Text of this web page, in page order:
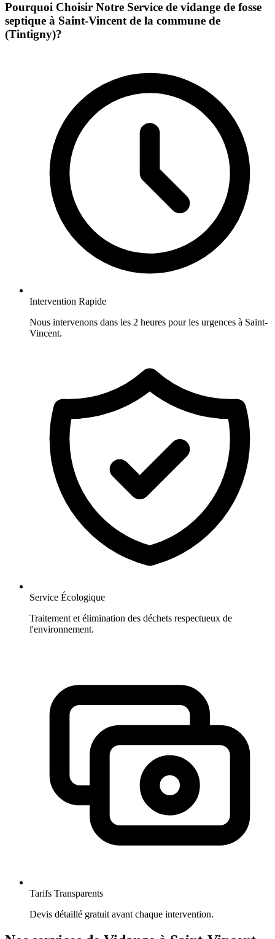
Pourquoi Choisir Notre Service de vidange de fosse
septique à Saint-Vincent de la commune de
(Tintigny)?
Intervention Rapide
Nous intervenons dans les 2 heures pour les urgences à Saint-
Vincent.
Service Écologique
Traitement et élimination des déchets respectueux de
l'environnement.
Tarifs Transparents
Devis détaillé gratuit avant chaque intervention.